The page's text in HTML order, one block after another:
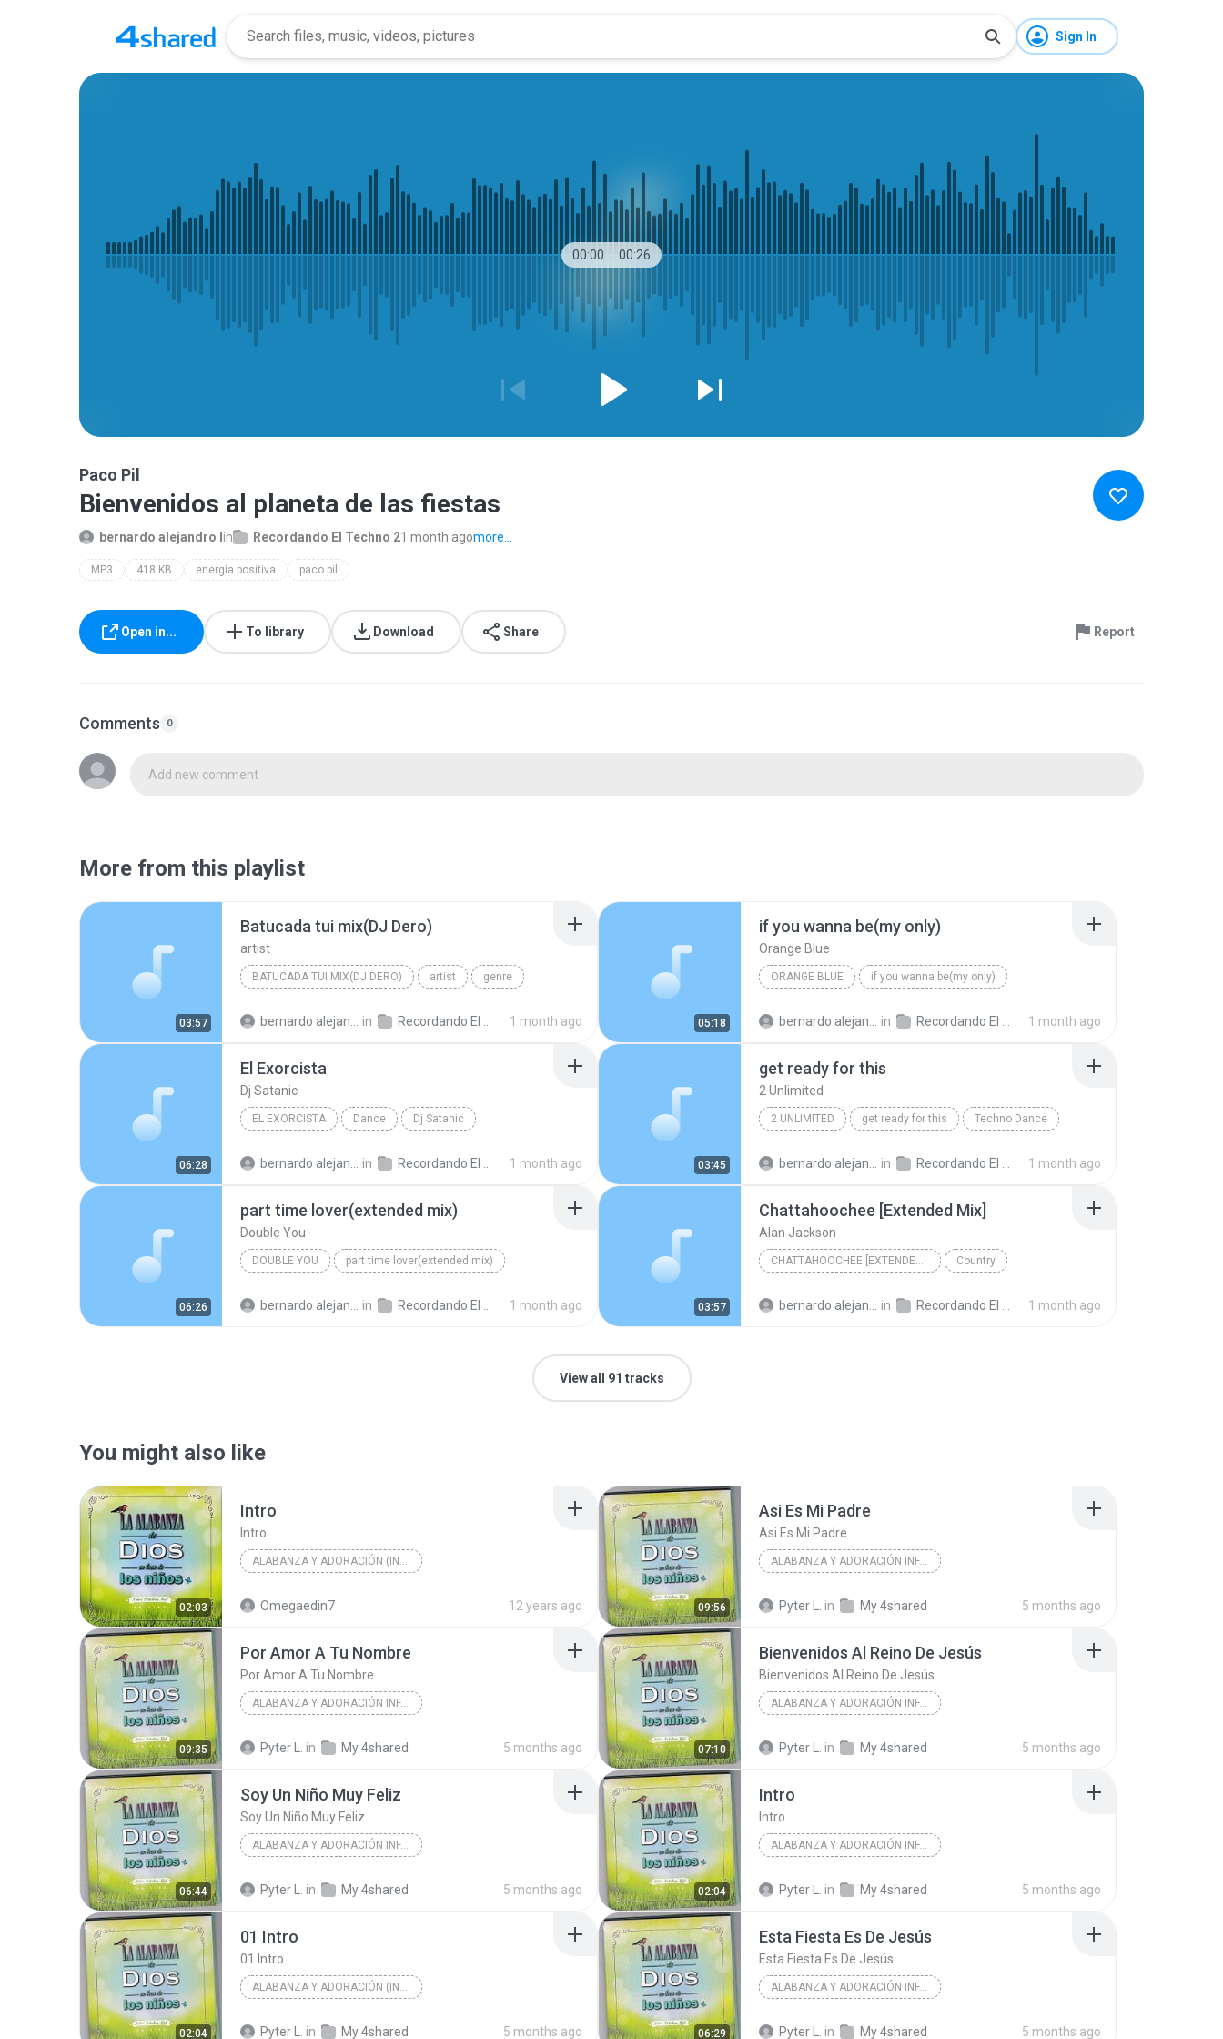
Sign In
00:00 00:26
Paco Pil
Bienvenidos al planeta de las fiestas
bernardo alejandro l in Recordando El Techno 21 month agomore...
MP3 418 KB energía positiva paco pil
Open in... To library Download Share Report
Comments 0
Add new comment
More from this playlist
03:57
Batucada tui mix(DJ Dero)
artist
BATUCADA TUI MIX(DJ DERO) artist genre
bernardo alejandro la rosa zapata in Recordando El Techno 2 1 month ago 05:18
if you wanna be(my only)
Orange Blue
ORANGE BLUE if you wanna be(my only)
bernardo alejandro la rosa zapata in Recordando El Techno 2 1 month ago
06:28
El Exorcista
Dj Satanic
EL EXORCISTA Dance Dj Satanic
bernardo alejandro la rosa zapata in Recordando El Techno 2 1 month ago 03:45
get ready for this
2 Unlimited
2 UNLIMITED get ready for this Techno Dance
bernardo alejandro la rosa zapata in Recordando El Techno 2 1 month ago
06:26
part time lover(extended mix)
Double You
DOUBLE YOU part time lover(extended mix)
bernardo alejandro la rosa zapata in Recordando El Techno 2 1 month ago 03:57
Chattahoochee [Extended Mix]
Alan Jackson
CHATTAHOOCHEE [EXTENDED MIX] Country
bernardo alejandro la rosa zapata in Recordando El Techno 2 1 month ago
View all 91 tracks
You might also like
02:03
Intro
Intro
ALABANZA Y ADORACIÓN (INFANTIL)
Alabanza y Adoración (Infantil)
Omegaedin7 12 years ago 09:56
Asi Es Mi Padre
Asi Es Mi Padre
ALABANZA Y ADORACIÓN INFANTIL
Alabanza y Adoración Infantil
Pyter L. in My 4shared 5 months ago
09:35
Por Amor A Tu Nombre
Por Amor A Tu Nombre
ALABANZA Y ADORACIÓN INFANTIL
Alabanza y Adoración Infantil
Pyter L. in My 4shared 5 months ago 07:10
Bienvenidos Al Reino De Jesús
Bienvenidos Al Reino De Jesús
ALABANZA Y ADORACIÓN INFANTIL
Bienvenidos Al Reino De Jesús
Pyter L. in My 4shared 5 months ago
06:44
Soy Un Niño Muy Feliz
Soy Un Niño Muy Feliz
ALABANZA Y ADORACIÓN INFANTIL
Alabanza y Adoración Infantil
Pyter L. in My 4shared 5 months ago 02:04
Intro
Intro
ALABANZA Y ADORACIÓN INFANTIL
Alabanza y Adoración Infantil
Pyter L. in My 4shared 5 months ago
02:04
01 Intro
01 Intro
ALABANZA Y ADORACIÓN (INFANTIL)
Pyter L. in My 4shared 5 months ago 06:29
Esta Fiesta Es De Jesús
Esta Fiesta Es De Jesús
ALABANZA Y ADORACIÓN INFANTIL
Pyter L. in My 4shared 5 months ago